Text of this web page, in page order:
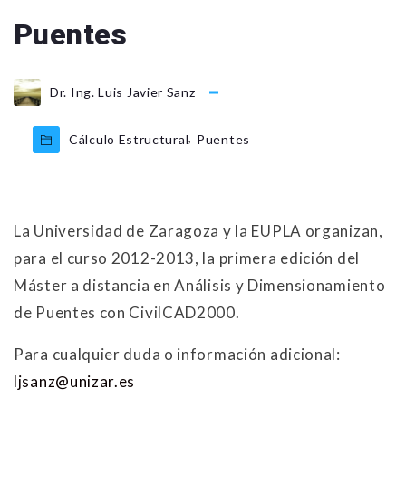
Puentes
Dr. Ing. Luis Javier Sanz
Cálculo Estructural, Puentes
La Universidad de Zaragoza y la EUPLA organizan,
para el curso 2012-2013, la primera edición del
Máster a distancia en Análisis y Dimensionamiento
de Puentes con CivilCAD2000.
Para cualquier duda o información adicional:
ljsanz@unizar.es